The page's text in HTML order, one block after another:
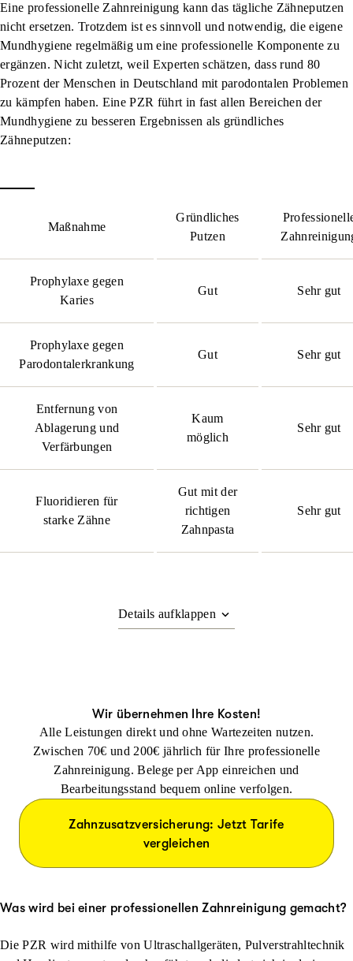
Eine professionelle Zahnreinigung kann das tägliche Zähneputzen
nicht ersetzen. Trotzdem ist es sinnvoll und notwendig, die eigene
Mundhygiene regelmäßig um eine professionelle Komponente zu
ergänzen. Nicht zuletzt, weil Experten schätzen, dass rund 80
Prozent der Menschen in Deutschland mit parodontalen Problemen
zu kämpfen haben. Eine PZR führt in fast allen Bereichen der
Mundhygiene zu besseren Ergebnissen als gründliches
Zähneputzen:
Maßnahme
Gründliches
Putzen
Prophylaxe gegen
Karies
Gut Sehr gut
Prophylaxe gegen
Parodontalerkrankung
Gut Sehr gut
Entfernung von
Ablagerung und
Verfärbungen
Kaum
möglich
Sehr gut
Fluoridieren für
starke Zähne
Gut mit der
richtigen
Zahnpasta
Sehr gut
Wir übernehmen Ihre Kosten!
Alle Leistungen direkt und ohne Wartezeiten nutzen.
Zwischen 70€ und 200€ jährlich für Ihre professionelle
Zahnreinigung. Belege per App einreichen und
Bearbeitungsstand bequem online verfolgen.
Zahnzusatzversicherung: Jetzt Tarife
vergleichen
Was wird bei einer professionellen Zahnreinigung gemacht?
Die PZR wird mithilfe von Ultraschallgeräten, Pulverstrahltechnik